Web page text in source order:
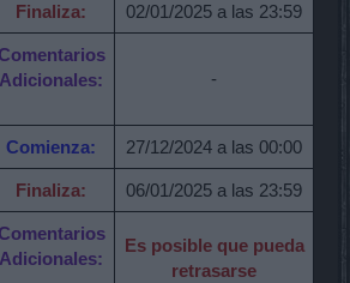
Finaliza: 02/01/2025 a las 23:59
Adicionales:
-
Comienza: 27/12/2024 a las 00:00
Finaliza: 06/01/2025 a las 23:59
Adicionales:
Es posible que pueda
retrasarse